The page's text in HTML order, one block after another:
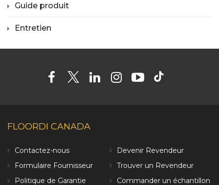
Guide produit
Entretien
FLOORDI CANADA
Contactez-nous
Devenir Revendeur
Formulaire Fournisseur
Trouver un Revendeur
Politique de Garantie
Commander un échantillon